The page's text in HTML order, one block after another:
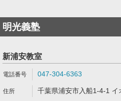
明光義塾
新浦安教室
047-304-6363
千葉県浦安市入船1-4-1 イ